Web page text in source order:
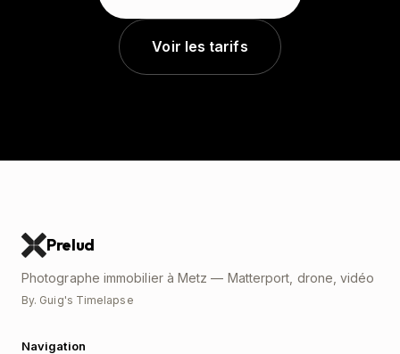
Voir les tarifs
Prelud
Photographe immobilier à Metz — Matterport, drone, vidéo
By. Guig's Timelapse
Navigation